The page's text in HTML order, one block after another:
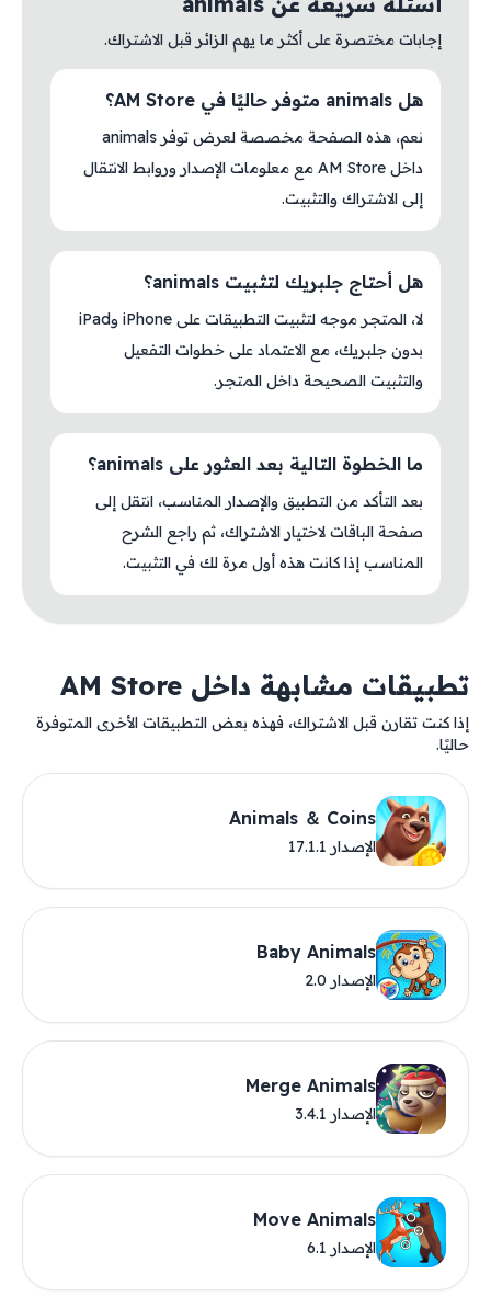
إجابات مختصرة على أكثر ما يهم الزائر قبل الاشتراك.
هل animals متوفر حاليًا في AM Store؟
نعم، هذه الصفحة مخصصة لعرض توفر animals
داخل AM Store مع معلومات الإصدار وروابط الانتقال
إلى الاشتراك والتثبيت.
هل أحتاج جلبريك لتثبيت animals؟
لا، المتجر موجه لتثبيت التطبيقات على iPhone وiPad
بدون جلبريك، مع الاعتماد على خطوات التفعيل
والتثبيت الصحيحة داخل المتجر.
ما الخطوة التالية بعد العثور على animals؟
بعد التأكد من التطبيق والإصدار المناسب، انتقل إلى
صفحة الباقات لاختيار الاشتراك، ثم راجع الشرح
المناسب إذا كانت هذه أول مرة لك في التثبيت.
تطبيقات مشابهة داخل AM Store
إذا كنت تقارن قبل الاشتراك، فهذه بعض التطبيقات الأخرى المتوفرة
حاليًا.
Animals ＆ Coins
الإصدار 17.1.1
Baby Animals
الإصدار 2.0
Merge Animals
الإصدار 3.4.1
Move Animals
الإصدار 6.1